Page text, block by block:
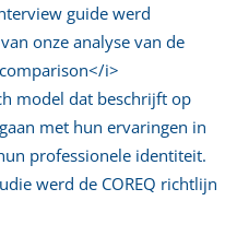
guide werd
onze analyse van de
i>
model dat beschrijft op
met hun ervaringen in
professionele identiteit.
werd de COREQ richtlijn